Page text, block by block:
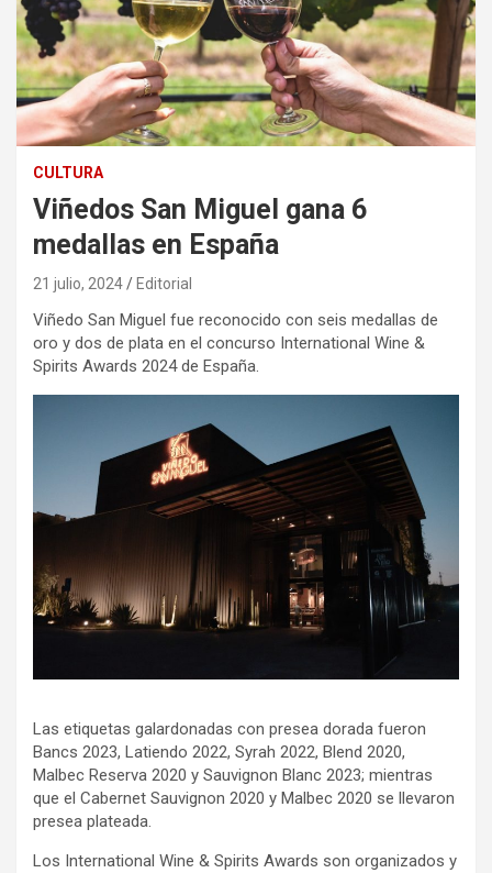
CULTURA
Viñedos San Miguel gana 6
medallas en España
21 julio, 2024 Editorial
Viñedo San Miguel fue reconocido con seis medallas de
oro y dos de plata en el concurso International Wine &
Spirits Awards 2024 de España.
Las etiquetas galardonadas con presea dorada fueron
Bancs 2023, Latiendo 2022, Syrah 2022, Blend 2020,
Malbec Reserva 2020 y Sauvignon Blanc 2023; mientras
que el Cabernet Sauvignon 2020 y Malbec 2020 se llevaron
presea plateada.
Los International Wine & Spirits Awards son organizados y